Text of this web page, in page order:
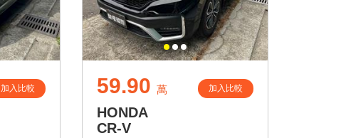
加入比較 59.90 萬 加入比較
HONDA
CR-V